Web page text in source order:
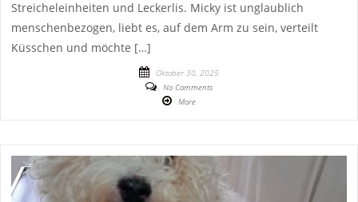
Streicheleinheiten und Leckerlis. Micky ist unglaublich
menschenbezogen, liebt es, auf dem Arm zu sein, verteilt
Küsschen und möchte […]
Oktober 30, 2025
No Comments
More